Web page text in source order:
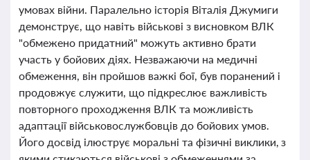
умовах війни. Паралельно історія Віталія Джумиги
демонструє, що навіть військові з висновком ВЛК
"обмежено придатний" можуть активно брати
участь у бойових діях. Незважаючи на медичні
обмеження, він пройшов важкі бої, був поранений і
продовжує служити, що підкреслює важливість
повторного проходження ВЛК та можливість
адаптації військовослужбовців до бойових умов.
Його досвід ілюструє моральні та фізичні виклики, з